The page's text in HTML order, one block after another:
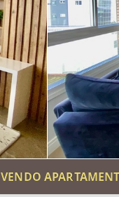
VENDO